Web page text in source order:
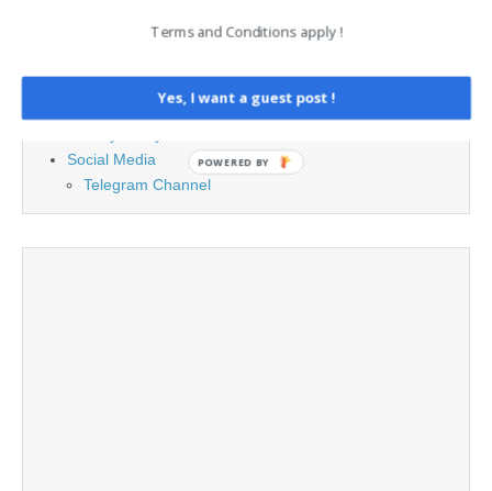
Opt-out preferences
Social Media
Telegram Channel
Terms and Conditions apply !
Yes, I want a guest post !
POWERED BY